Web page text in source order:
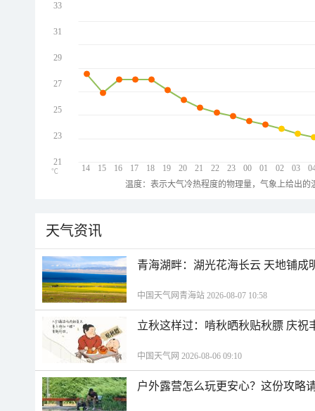
14 15 16 17 18 19 20 21 22 23 00 01 02 03
33
31
29
27
25
23
21
℃
温度：表示大气冷热程度的物理量，气象上给出
天气资讯
青海湖畔：湖光花海长云 天地铺成
中国天气网青海站 2026-08-07 10:58
立秋这样过：啃秋晒秋贴秋膘 庆祝
中国天气网 2026-08-06 09:10
户外露营怎么玩更安心？这份攻略